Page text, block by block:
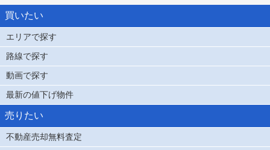
買いたい
エリアで探す
路線で探す
動画で探す
最新の値下げ物件
売りたい
不動産売却無料査定